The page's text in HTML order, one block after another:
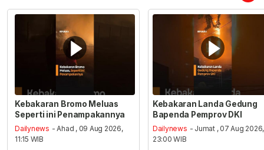
Kebakaran Bromo Meluas
Seperti ini Penampakannya
Dailynews - Ahad , 09 Aug 2026,
11:15 WIB
Kebakaran Landa Gedung
Bapenda Pemprov DKI
Dailynews - Jumat , 07 Aug 2026,
23:00 WIB